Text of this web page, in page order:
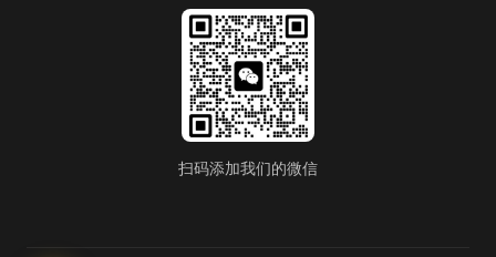
扫码添加我们的微信